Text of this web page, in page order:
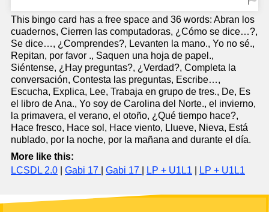
This bingo card has a free space and 36 words: Abran los
cuadernos, Cierren las computadoras, ¿Cómo se dice…?,
Se dice…, ¿Comprendes?, Levanten la mano., Yo no sé.,
Repitan, por favor ., Saquen una hoja de papel.,
Siéntense, ¿Hay preguntas?, ¿Verdad?, Completa la
conversación, Contesta las preguntas, Escribe…,
Escucha, Explica, Lee, Trabaja en grupo de tres., De, Es
el libro de Ana., Yo soy de Carolina del Norte., el invierno,
la primavera, el verano, el otoño, ¿Qué tiempo hace?,
Hace fresco, Hace sol, Hace viento, Llueve, Nieva, Está
nublado, por la noche, por la mañana and durante el día.
More like this:
LCSDL 2.0
Gabi 17 Gabi 17 LP + U1L1 LP + U1L1